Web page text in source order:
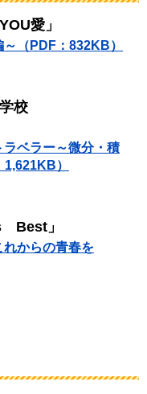
愛」
（PDF：832KB）
校
ベラー～微分・積
）
Best」
れからの青春を